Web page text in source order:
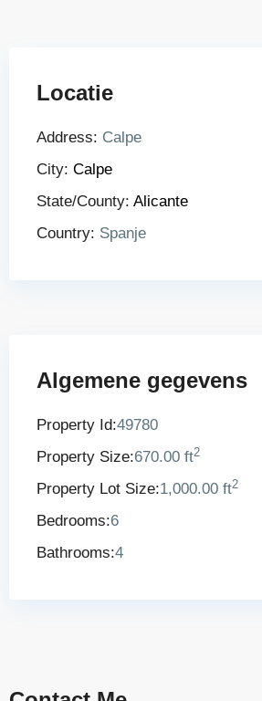
Locatie
Address: Calpe
City: Calpe
State/County: Alicante
Country: Spanje
Algemene gegevens
Property Id:49780
Property Size:670.00 ft2
Property Lot Size:1,000.00 ft2
Bedrooms:6
Bathrooms:4